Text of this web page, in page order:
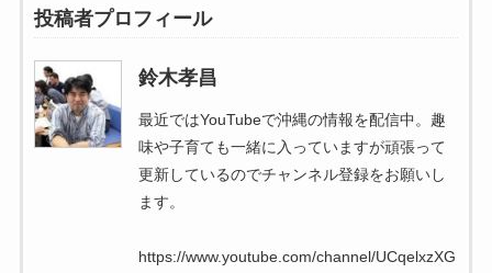
投稿者プロフィール
鈴木孝昌
最近ではYouTubeで沖縄の情報を配信中。趣
味や子育ても一緒に入っていますが頑張って
更新しているのでチャンネル登録をお願いし
ます。
https://www.youtube.com/channel/UCqelxzXG